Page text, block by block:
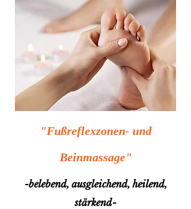
"Fußreflexzonen- und
Beinmassage"
-belebend, ausgleichend, heilend,
stärkend-